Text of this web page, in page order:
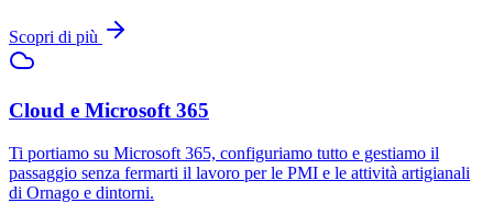
Scopri di più
Cloud e Microsoft 365
Ti portiamo su Microsoft 365, configuriamo tutto e gestiamo il
passaggio senza fermarti il lavoro per le PMI e le attività artigianali
di Ornago e dintorni.